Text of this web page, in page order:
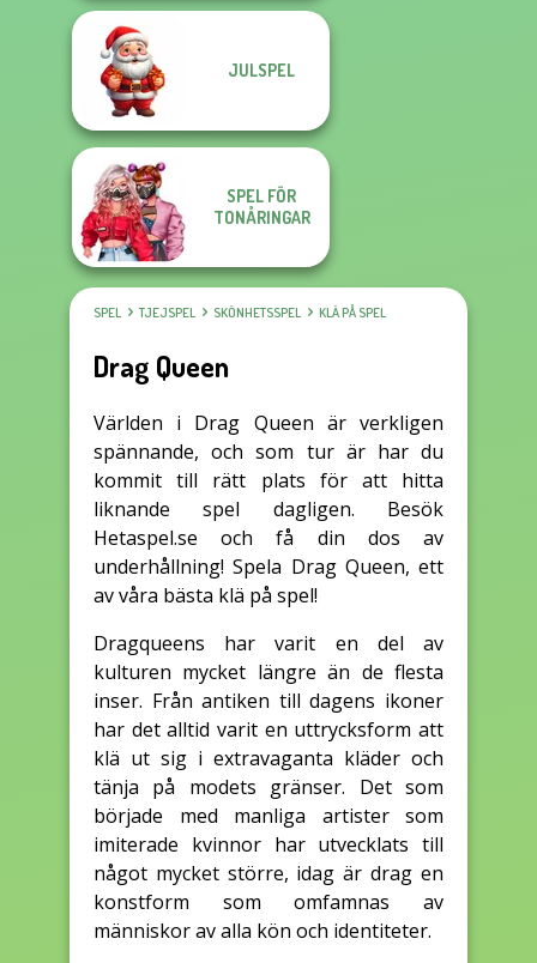
JULSPEL
SPEL FÖR
TONÅRINGAR
SPEL TJEJSPEL SKÖNHETSSPEL KLÄ PÅ SPEL
Drag Queen
Världen i Drag Queen är verkligen
spännande, och som tur är har du
kommit till rätt plats för att hitta
liknande spel dagligen. Besök
Hetaspel.se och få din dos av
underhållning! Spela Drag Queen, ett
av våra bästa klä på spel!
Dragqueens har varit en del av
kulturen mycket längre än de flesta
inser. Från antiken till dagens ikoner
har det alltid varit en uttrycksform att
klä ut sig i extravaganta kläder och
tänja på modets gränser. Det som
började med manliga artister som
imiterade kvinnor har utvecklats till
något mycket större, idag är drag en
konstform som omfamnas av
människor av alla kön och identiteter.